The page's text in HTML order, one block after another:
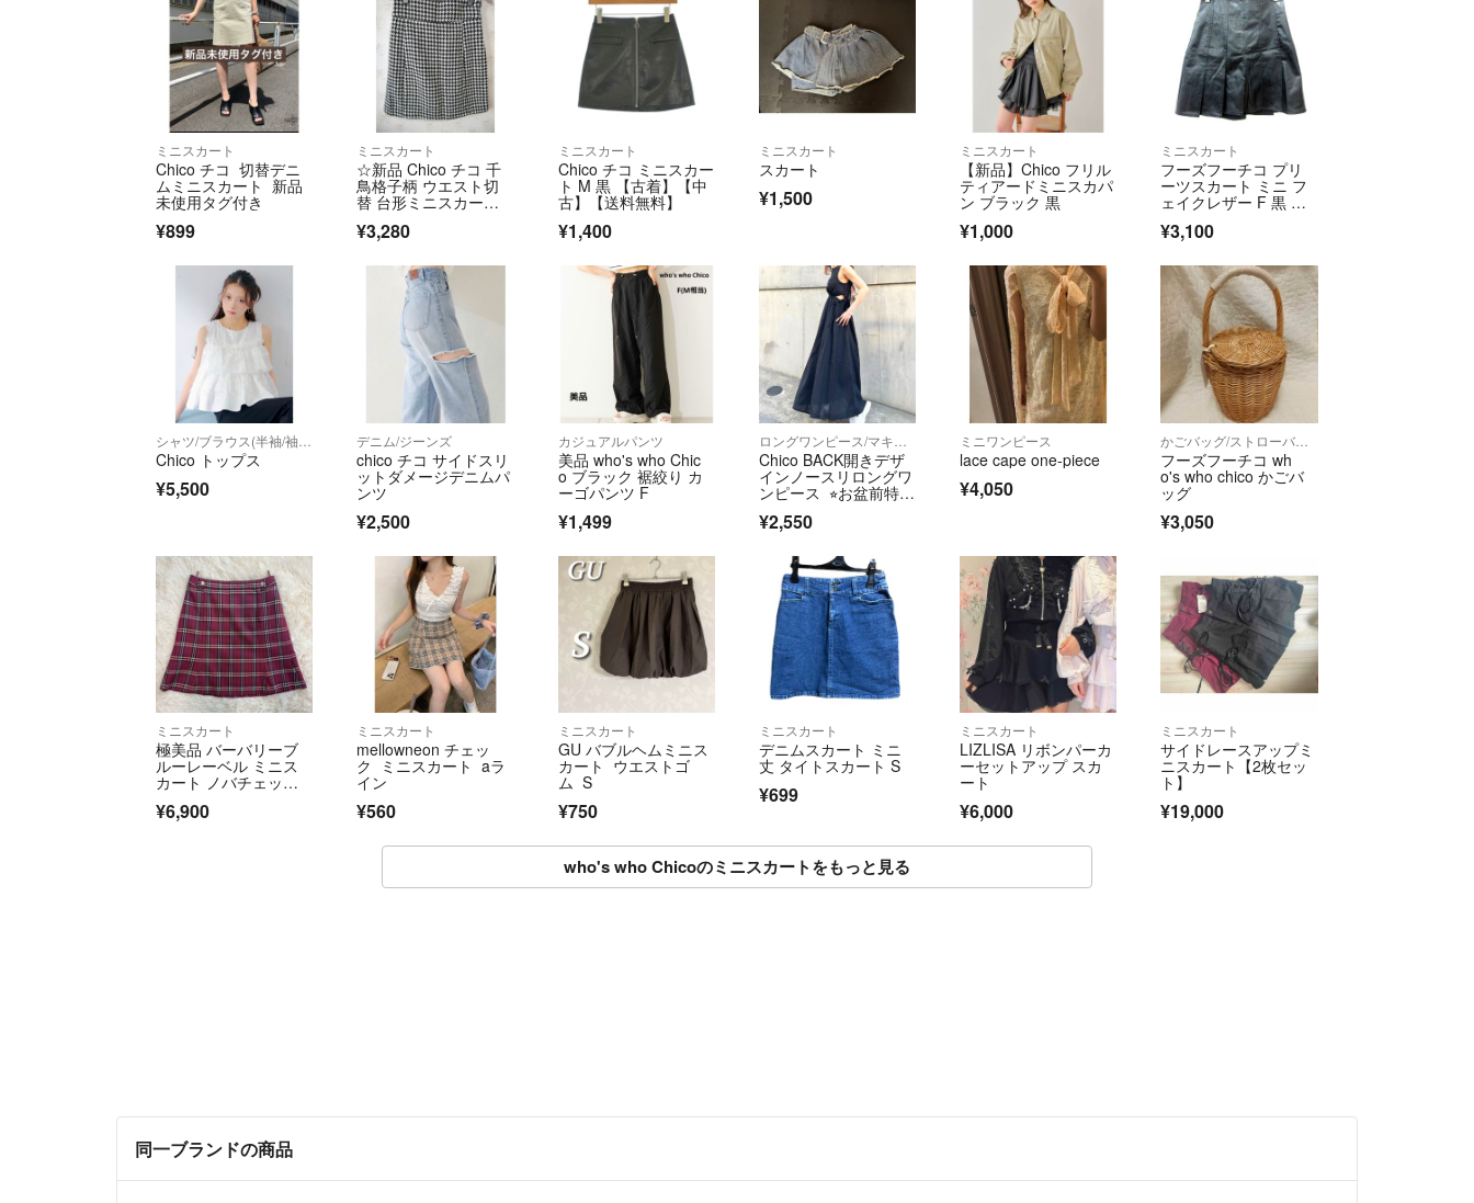
ミニスカート
Chico チコ 切替デニ
ムミニスカート 新品
未使用タグ付き
¥899
ミニスカート
☆新品 Chico チコ 千
鳥格子柄 ウエスト切
替 台形ミニスカート F
¥3,280
ミニスカート
Chico チコ ミニスカー
ト M 黒 【古着】【中
古】【送料無料】
¥1,400
ミニスカート
スカート
¥1,500
ミニスカート
【新品】Chico フリル
ティアードミニスカパ
ン ブラック 黒
¥1,000
ミニスカート
フーズフーチコ プリ
ーツスカート ミニ フ
ェイクレザー F 黒 ブ
¥3,100
Chico トップス
¥5,500
デニム/ジーンズ
chico チコ サイドスリ
ットダメージデニムパ
ンツ
¥2,500
カジュアルパンツ
美品 who's who Chic
o ブラック 裾絞り カ
ーゴパンツ F
¥1,499
Chico BACK開きデザ
インノースリロングワ
ンピース ⭐︎お盆前特別
セール⭐︎
¥2,550
ミニワンピース
lace cape one-piece
¥4,050
フーズフーチコ wh
o's who chico かごバ
ッグ
¥3,050
ミニスカート
極美品 バーバリーブ
ルーレーベル ミニス
カート ノバチェッ
ク レッド フレアスカ
ート BURBERRY BLU
¥6,900
ミニスカート
mellowneon チェッ
ク ミニスカート aラ
イン
¥560
ミニスカート
GU バブルヘムミニス
カート ウエストゴ
ム S
¥750
ミニスカート
デニムスカート ミニ
丈 タイトスカート S
¥699
ミニスカート
LIZLISA リボンパーカ
ーセットアップ スカ
ート
¥6,000
ミニスカート
サイドレースアップミ
ニスカート【2枚セッ
ト】
¥19,000
who's who Chicoのミニスカートをもっと見る
同一ブランドの商品